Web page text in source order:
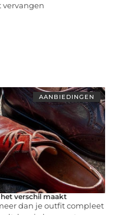
AANBIEDINGEN
verschil maakt
dan je outfit compleet